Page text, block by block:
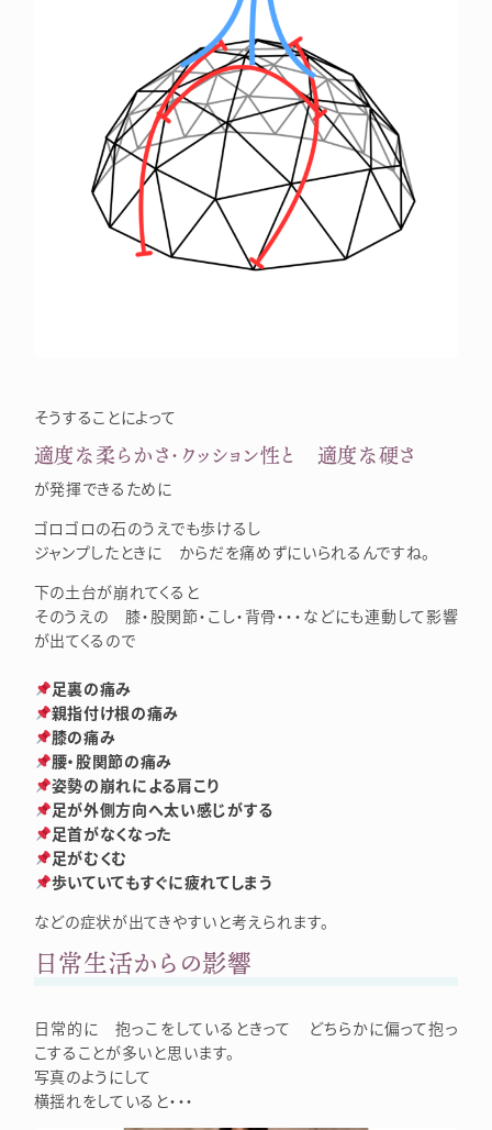
そうすることによって
適度な柔らかさ・クッション性と 適度な硬さ
が発揮できるために
ゴロゴロの石のうえでも歩けるし
ジャンプしたときに からだを痛めずにいられるんですね。
下の土台が崩れてくると
そのうえの 膝・股関節・こし・背骨・・・などにも連動して影響
が出てくるので
足裏の痛み
親指付け根の痛み
膝の痛み
腰・股関節の痛み
姿勢の崩れによる肩こり
足が外側方向へ太い感じがする
足首がなくなった
足がむくむ
歩いていてもすぐに疲れてしまう
などの症状が出てきやすいと考えられます。
日常生活からの影響
日常的に 抱っこをしているときって どちらかに偏って抱っ
こすることが多いと思います。
写真のようにして
横揺れをしていると・・・